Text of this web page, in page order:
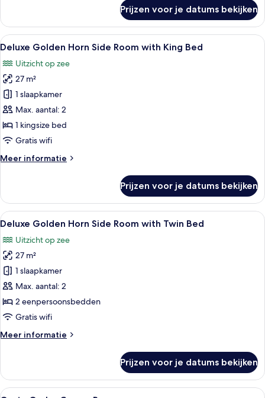
Pera
Side
Room
Twin
Bed
Prijzen voor je datums bekijken
Alle
foto's
voor
Deluxe
Golden
Horn
Side
Room
King
Hotelkamer met een groot bed,
5
Deluxe Golden Horn Side Room with King Bed
Uitzicht op zee
27 m²
1 slaapkamer
Max. aantal: 2
1 kingsize bed
Gratis wifi
Meer informatie
Meer
Golden
Horn
Side
with
King
Bed
Prijzen voor je datums bekijken
Alle
foto's
voor
Deluxe
Golden
Horn
Side
Room
Twin
Een hotelkamer met twee bedden,
5
Deluxe Golden Horn Side Room with Twin Bed
Uitzicht op zee
27 m²
1 slaapkamer
Max. aantal: 2
2 eenpersoonsbedden
Gratis wifi
Meer informatie
Meer
Golden
Horn
Prijzen voor je datums bekijken
Alle Een slaapkamer met een groot bed,